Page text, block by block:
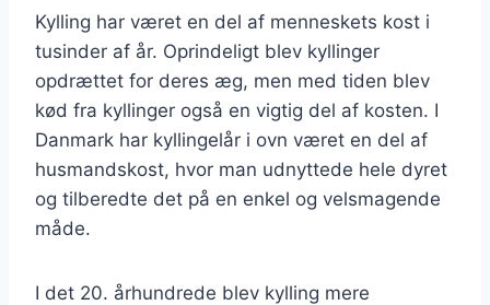
Kylling har været en del af menneskets kost i
tusinder af år. Oprindeligt blev kyllinger
opdrættet for deres æg, men med tiden blev
kød fra kyllinger også en vigtig del af kosten. I
Danmark har kyllingelår i ovn været en del af
husmandskost, hvor man udnyttede hele dyret
og tilberedte det på en enkel og velsmagende
måde.
I det 20. århundrede blev kylling mere